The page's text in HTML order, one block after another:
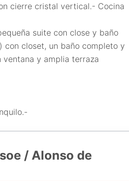
cierre cristal vertical.- Cocina
suite con close y baño
closet, un baño completo y
y amplia terraza
/ Alonso de